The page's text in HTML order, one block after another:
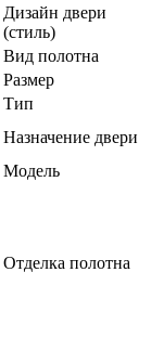
Дизайн двери
(стиль)
Вид полотна
Размер
Тип
Назначение двери
Модель
Отделка полотна